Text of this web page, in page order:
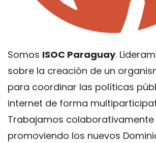
Somos ISOC Paraguay.
sobre la creación de un
para coordinar las políticas
internet de forma
Trabajamos colaborativamente
promoviendo los nuevos